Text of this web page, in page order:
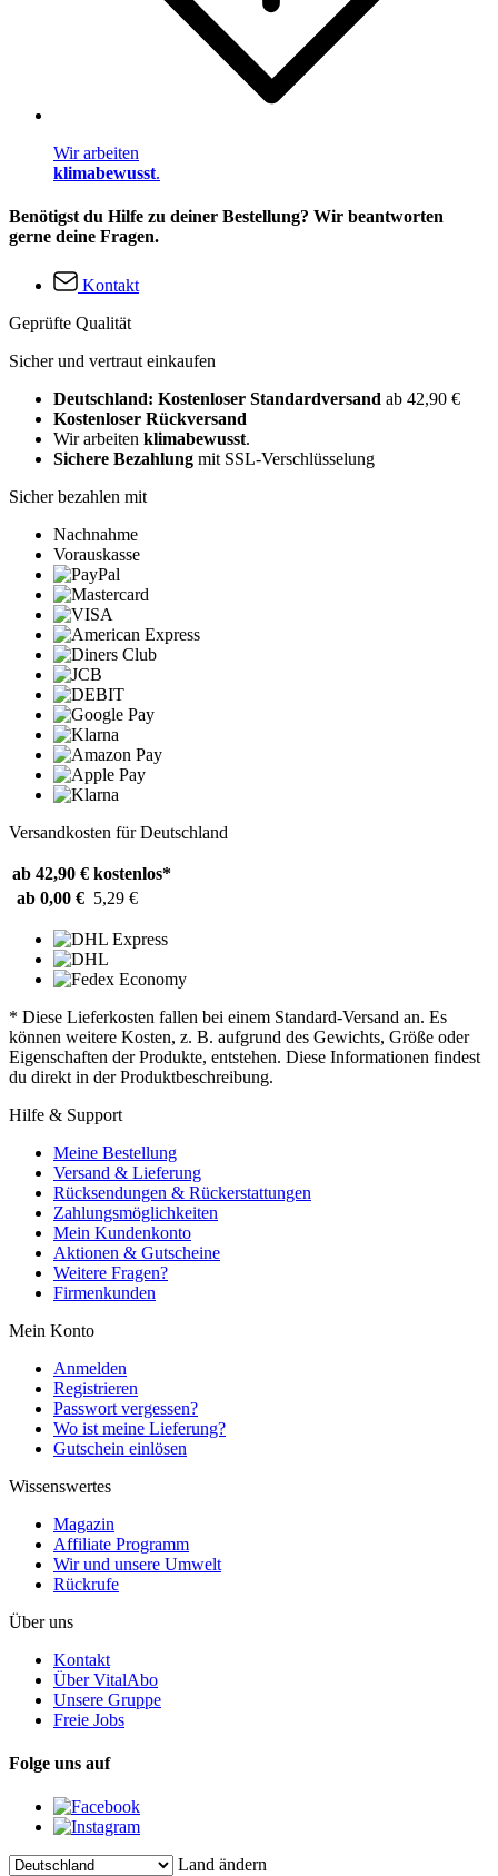
Wir arbeiten
klimabewusst.
Benötigst du Hilfe zu deiner Bestellung? Wir beantworten
gerne deine Fragen.
Kontakt
Geprüfte Qualität
Sicher und vertraut einkaufen
Deutschland: Kostenloser Standardversand ab 42,90 €
Kostenloser Rückversand
Wir arbeiten klimabewusst.
Sichere Bezahlung mit SSL-Verschlüsselung
Sicher bezahlen mit
Nachnahme
Vorauskasse
Versandkosten für Deutschland
ab 42,90 € kostenlos*
ab 0,00 € 5,29 €
* Diese Lieferkosten fallen bei einem Standard-Versand an. Es
können weitere Kosten, z. B. aufgrund des Gewichts, Größe oder
Eigenschaften der Produkte, entstehen. Diese Informationen findest
du direkt in der Produktbeschreibung.
Hilfe & Support
Meine Bestellung
Versand & Lieferung
Rücksendungen & Rückerstattungen
Zahlungsmöglichkeiten
Mein Kundenkonto
Aktionen & Gutscheine
Weitere Fragen?
Firmenkunden
Mein Konto
Anmelden
Registrieren
Passwort vergessen?
Wo ist meine Lieferung?
Gutschein einlösen
Wissenswertes
Magazin
Affiliate Programm
Wir und unsere Umwelt
Rückrufe
Über uns
Kontakt
Über VitalAbo
Unsere Gruppe
Freie Jobs
Folge uns auf
Land ändern